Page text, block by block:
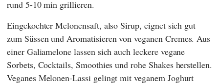
rund 5-10 min grillieren.
Eingekochter Melonensaft, also Sirup, eignet sich gut
zum Süssen und Aromatisieren von veganen Cremes. Aus
einer Galiamelone lassen sich auch leckere vegane
Sorbets, Cocktails, Smoothies und rohe Shakes herstellen.
Veganes Melonen-Lassi gelingt mit veganem Joghurt